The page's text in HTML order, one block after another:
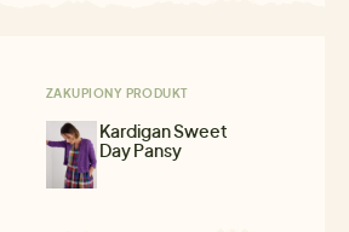
ZAKUPIONY PRODUKT
Kardigan Sweet
Day Pansy